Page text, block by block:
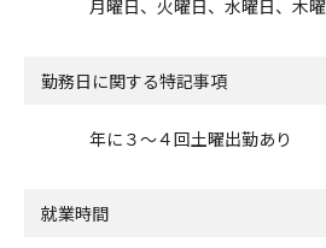
月曜日、火曜日、水曜日、木
勤務日に関する特記事項
年に３～４回土曜出勤あり
就業時間